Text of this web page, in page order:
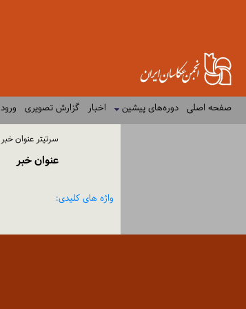
صفحه اصلی دوره‌های پیشین اخبار گزارش تصویری ورود
سرتیتر عنوان خبر
عنوان خبر
واژه های کلیدی: